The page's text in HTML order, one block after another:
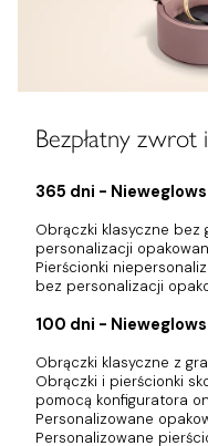
Bezpłatny zwrot
365 dni -
Obrączki klasyczne bez
personalizacji
Pierścionki
bez personalizacji
100 dni -
Obrączki klasyczne z
Obrączki i pierścionki
pomocą konfiguratora
Personalizowane
Personalizowane